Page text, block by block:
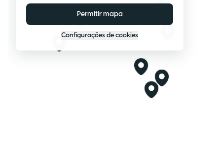
Permitir mapa
Configurações de cookies